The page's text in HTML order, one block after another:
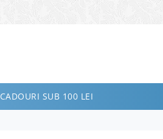
CADOURI SUB 100 LEI